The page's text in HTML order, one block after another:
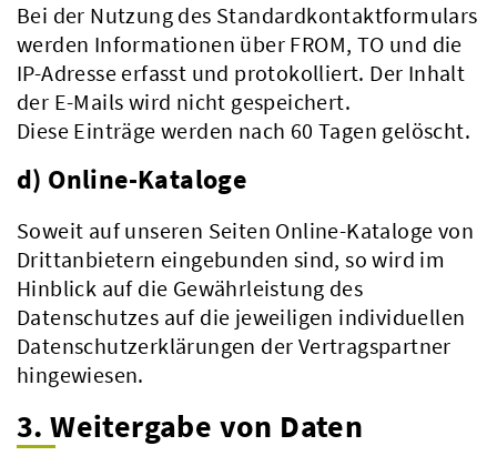
Verwaltung
Bei der Nutzung des Standardkontaktformulars
werden Informationen über FROM, TO und die
IP-Adresse erfasst und protokolliert. Der Inhalt
der E-Mails wird nicht gespeichert.
Diese Einträge werden nach 60 Tagen gelöscht.
d) Online-Kataloge
Soweit auf unseren Seiten Online-Kataloge von
Drittanbietern eingebunden sind, so wird im
Hinblick auf die Gewährleistung des
Datenschutzes auf die jeweiligen individuellen
Datenschutzerklärungen der Vertragspartner
hingewiesen.
3. Weitergabe von Daten